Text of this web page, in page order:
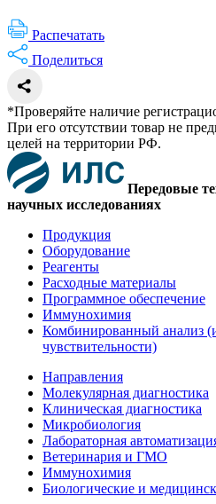
Распечатать
Поделиться
*Проверяйте наличие
При его отсутствии товар не
целей на территории РФ.
Передовые
научных исследованиях
Продукция
Оборудование
Реагенты
Расходные материалы
Программное обеспечение
Иммунохимия
Комбинированный анализ
чувствительности)
Направления
Молекулярная диагностика
Клиническая диагностика
Микробиология
Лабораторная
Ветеринария и ГМО
Иммунохимия
Биологические и